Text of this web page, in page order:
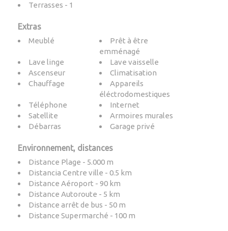
Terrasses - 1
Extras
Meublé
Prêt à être
emménagé
Lave linge
Lave vaisselle
Ascenseur
Climatisation
Chauffage
Appareils
éléctrodomestiques
Téléphone
Internet
Satellite
Armoires murales
Débarras
Garage privé
Environnement, distances
Distance Plage - 5.000 m
Distancia Centre ville - 0.5 km
Distance Aéroport - 90 km
Distance Autoroute - 5 km
Distance arrêt de bus - 50 m
Distance Supermarché - 100 m